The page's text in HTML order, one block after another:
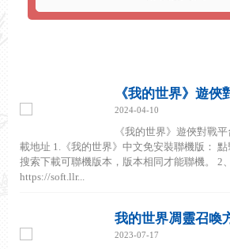
《我的世界》遊
2024-04-10
《我的世界》遊俠對戰
載地址 1.《我的世界》中文免安裝聯機版：
搜索下載可聯機版本，版本相同才能聯機。 2
https://soft.llr...
我的世界凋靈召喚
2023-07-17